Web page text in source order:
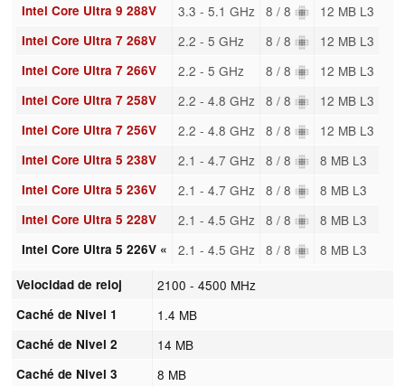
Intel Core Ultra 9 288V 3.3 - 5.1 GHz 8 / 8 12 MB L3
Intel Core Ultra 7 268V 2.2 - 5 GHz 8 / 8 12 MB L3
Intel Core Ultra 7 266V 2.2 - 5 GHz 8 / 8 12 MB L3
Intel Core Ultra 7 258V 2.2 - 4.8 GHz 8 / 8 12 MB L3
Intel Core Ultra 7 256V 2.2 - 4.8 GHz 8 / 8 12 MB L3
Intel Core Ultra 5 238V 2.1 - 4.7 GHz 8 / 8 8 MB L3
Intel Core Ultra 5 236V 2.1 - 4.7 GHz 8 / 8 8 MB L3
Intel Core Ultra 5 228V 2.1 - 4.5 GHz 8 / 8 8 MB L3
Intel Core Ultra 5 226V « 2.1 - 4.5 GHz 8 / 8 8 MB L3
Velocidad de reloj 2100 - 4500 MHz
Caché de Nivel 1 1.4 MB
Caché de Nivel 2 14 MB
Caché de Nivel 3 8 MB